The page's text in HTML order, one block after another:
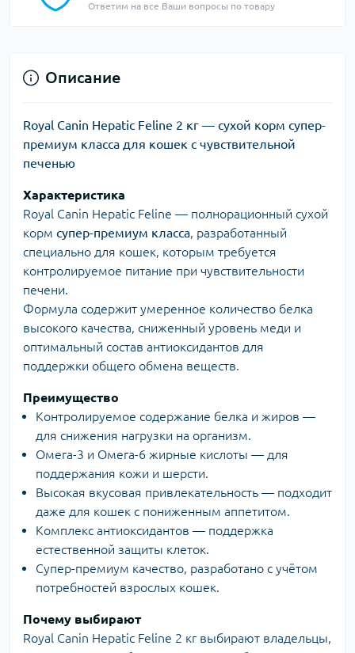
Ответим на все Ваши вопросы по товару
Описание
Royal Canin Hepatic Feline 2 кг — сухой корм супер-
премиум класса для кошек с чувствительной
печенью
Характеристика
Royal Canin Hepatic Feline — полнорационный сухой
корм супер-премиум класса, разработанный
специально для кошек, которым требуется
контролируемое питание при чувствительности
печени.
Формула содержит умеренное количество белка
высокого качества, сниженный уровень меди и
оптимальный состав антиоксидантов для
поддержки общего обмена веществ.
Преимущество
Контролируемое содержание белка и жиров —
для снижения нагрузки на организм.
Омега-3 и Омега-6 жирные кислоты — для
поддержания кожи и шерсти.
Высокая вкусовая привлекательность — подходит
даже для кошек с пониженным аппетитом.
Комплекс антиоксидантов — поддержка
естественной защиты клеток.
Супер-премиум качество, разработано с учётом
потребностей взрослых кошек.
Почему выбирают
Royal Canin Hepatic Feline 2 кг выбирают владельцы,